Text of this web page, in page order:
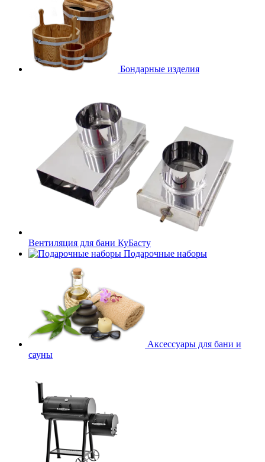
Бондарные изделия
Вентиляция для бани КуБасту
Подарочные наборы
Аксессуары для бани и
сауны